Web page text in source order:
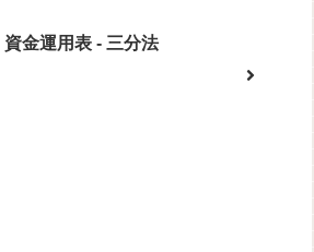
資金運用表 - 三分法